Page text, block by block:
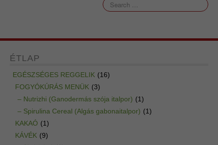
ÉTLAP
EGÉSZSÉGES REGGELIK (16)
FOGYÓKÚRÁS MENÜK (3)
– Nutrizhi (Ganodermás szója italpor) (1)
– Spirulina Cereal (Algás gabonaitalpor) (1)
KAKAÓ (1)
KÁVÉK (9)